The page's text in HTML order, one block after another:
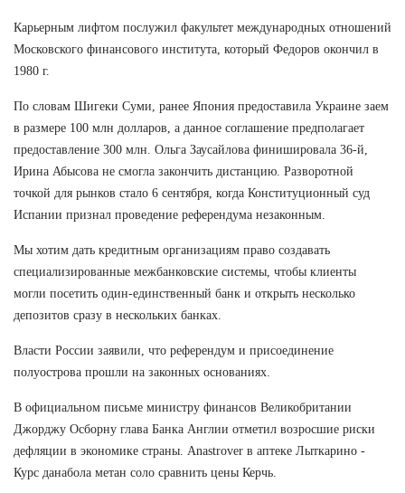
Карьерным лифтом послужил факультет международных отношений
Московского финансового института, который Федоров окончил в
1980 г.
По словам Шигеки Суми, ранее Япония предоставила Украине заем
в размере 100 млн долларов, а данное соглашение предполагает
предоставление 300 млн. Ольга Заусайлова финишировала 36-й,
Ирина Абысова не смогла закончить дистанцию. Разворотной
точкой для рынков стало 6 сентября, когда Конституционный суд
Испании признал проведение референдума незаконным.
Мы хотим дать кредитным организациям право создавать
специализированные межбанковские системы, чтобы клиенты
могли посетить один-единственный банк и открыть несколько
депозитов сразу в нескольких банках.
Власти России заявили, что референдум и присоединение
полуострова прошли на законных основаниях.
В официальном письме министру финансов Великобритании
Джорджу Осборну глава Банка Англии отметил возросшие риски
дефляции в экономике страны. Anastrover в аптеке Лыткарино -
Курс данабола метан соло сравнить цены Керчь.